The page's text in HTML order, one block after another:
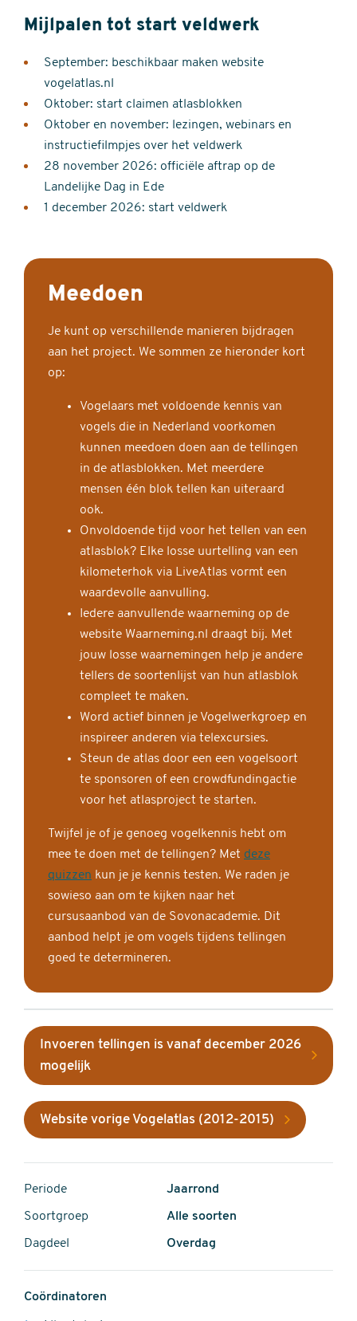
Mijlpalen tot start veldwerk
September: beschikbaar maken website
vogelatlas.nl
Oktober: start claimen atlasblokken
Oktober en november: lezingen, webinars en
instructiefilmpjes over het veldwerk
28 november 2026: officiële aftrap op de
Landelijke Dag in Ede
1 december 2026: start veldwerk
Meedoen
Je kunt op verschillende manieren bijdragen
aan het project. We sommen ze hieronder kort
op:
Vogelaars met voldoende kennis van
vogels die in Nederland voorkomen
kunnen meedoen doen aan de tellingen
in de atlasblokken. Met meerdere
mensen één blok tellen kan uiteraard
ook.
Onvoldoende tijd voor het tellen van een
atlasblok? Elke losse uurtelling van een
kilometerhok via LiveAtlas vormt een
waardevolle aanvulling.
Iedere aanvullende waarneming op de
website Waarneming.nl draagt bij. Met
jouw losse waarnemingen help je andere
tellers de soortenlijst van hun atlasblok
compleet te maken.
Word actief binnen je Vogelwerkgroep en
inspireer anderen via telexcursies.
Steun de atlas door een een vogelsoort
te sponsoren of een crowdfundingactie
voor het atlasproject te starten.
Twijfel je of je genoeg vogelkennis hebt om
mee te doen met de tellingen? Met deze
quizzen kun je je kennis testen. We raden je
sowieso aan om te kijken naar het
cursusaanbod van de Sovonacademie. Dit
aanbod helpt je om vogels tijdens tellingen
goed te determineren.
Invoeren tellingen is vanaf december 2026
mogelijk
Website vorige Vogelatlas (2012-2015)
Periode Jaarrond
Soortgroep Alle soorten
Dagdeel Overdag
Coördinatoren